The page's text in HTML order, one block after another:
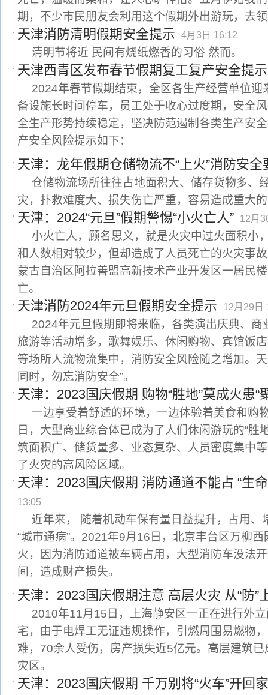
期，不少市民朋友会利用这个假期外出游玩，去
天津消防清明假期安全提示 4月3日 16:12
清明节将近 民间有烧纸燃香的习俗 然而。
天津西青区发布春节假期复工复产安全提示
2024年春节假期结束，全区各生产经营单位迎
备设施长时间停车，员工处于收心过度期，安全
全生产形势持续稳定，坚决防范遏制各类生产安
产安全风险提示如下：
天津：龙年假期仓储物流不“上火”消防安全
仓储物流场所往往占地面积大、储存货物多、
灾，扑救难度大、损失伤亡严重，容易造成重大
天津：2024“元旦”假期警惕“小火亡人” 12月
小火亡人，顾名思义，就是火灾中过火面积小
和人数相对较少，但却造成了人员死亡的火灾事
蒙古自治区阿拉善盟高新技术产业开发区一居民
亡。
天津消防2024年元旦假期安全提示 12月29日
2024年元旦假期即将来临，各类演出庆典、商
旅游等活动增多，歌舞娱乐、休闲购物、宾馆饭
等场所人流物流集中，消防安全风险随之增加。
同时，勿忘消防安全”。
天津：2023国庆假期 购物“胜地”莫成火患“
一边享受着舒适的环境，一边体验着美食和购
日，大型商业综合体已成为了人们休闲游玩的“胜
筑面积广、储货量多、业态复杂、人员密度集中
了火灾的高风险区域。
天津：2023国庆假期 消防通道不能占 “生
13:05
近年来， 随着机动车保有量日益提升，占用、
“城市通病”。2021年9月16日，北京丰台区万柳
火，因为消防通道被车辆占用，大型消防车没法
间，造成财产损失。
天津：2023国庆假期注意 高层火灾 从“防”
2010年11月15日，上海静安区一正在进行外
宅，由于电焊工无证违规操作，引燃周围易燃物
难，70余人受伤，房产损失近5亿元。高层建筑
灾区。
天津：2023国庆假期 千万别将“火车”开回家